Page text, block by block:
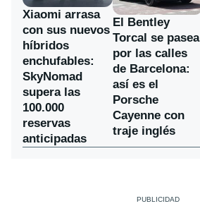
Xiaomi arrasa
con sus nuevos
híbridos
enchufables:
SkyNomad
supera las
100.000
reservas
anticipadas
El Bentley
Torcal se pasea
por las calles
de Barcelona:
así es el
Porsche
Cayenne con
traje inglés